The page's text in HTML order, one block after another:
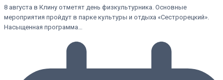
8 августа в Клину отметят день физкультурника. Основные
мероприятия пройдут в парке культуры и отдыха «Сестрорецкий».
Насыщенная программа…